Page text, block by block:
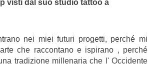
visti dal suo studio tattoo a
nei miei futuri progetti, perché mi
che raccontano e ispirano , perché
tradizione millenaria che l' Occidente